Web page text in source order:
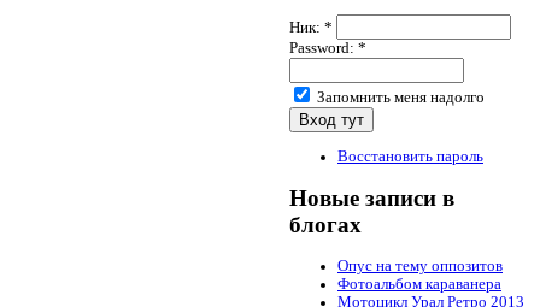
Ник: *
Password: *
Запомнить меня надолго
Восстановить пароль
Новые записи в
блогах
Опус на тему оппозитов
Фотоальбом караванера
Мотоцикл Урал Ретро 2013